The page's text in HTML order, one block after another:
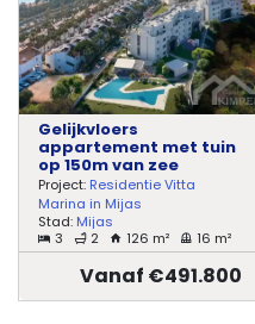
Gelijkvloers
appartement met tuin
op 150m van zee
Project: Residentie Vitta
Marina in Mijas
Stad: Mijas
3
2 126 m² 16 m²
Vanaf €491.800